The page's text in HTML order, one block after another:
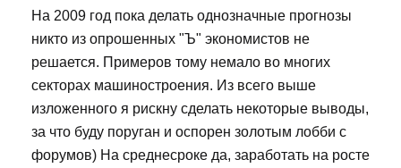
На 2009 год пока делать однозначные прогнозы
никто из опрошенных "Ъ" экономистов не
решается. Примеров тому немало во многих
секторах машиностроения. Из всего выше
изложенного я рискну сделать некоторые выводы,
за что буду поруган и оспорен золотым лобби с
форумов) На среднесроке да, заработать на росте